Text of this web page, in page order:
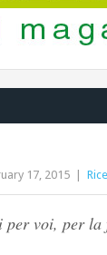
17, 2015
voi, per la